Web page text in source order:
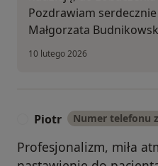
Pozdrawiam
Małgorzata
10 lutego 2026
Piotr Numer telefonu
Profesjonalizm, miła